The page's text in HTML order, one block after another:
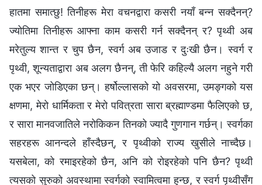
हातमा समात्छु! तिनीहरू मेरा वचनद्वारा कसरी नयाँ बन्न सक्दैनन्?
ज्योतिमा तिनीहरू आफ्ना काम कसरी गर्न सक्दैनन् र? पृथ्वी अब
मरेतुल्य शान्त र चुप छैन, स्वर्ग अब उजाड र दुःखी छैन। स्वर्ग र
पृथ्वी, शून्यताद्वारा अब अलग छैनन्, ती फेरि कहिल्यै अलग नहुने गरी
एक भएर जोडिएका छन्। हर्षोल्‍लासको यो अवसरमा, उमङ्गको यस
क्षणमा, मेरो धार्मिकता र मेरो पवित्रता सारा ब्रह्माण्डमा फैलिएको छ,
र सारा मानवजातिले नरोकिकन तिनको ज्यादै गुणगान गर्छन्। स्वर्गका
सहरहरू आनन्दले हाँस्दैछन्, र पृथ्वीको राज्य खुसीले नाच्दैछ।
यसबेला, को रमाइरहेको छैन, अनि को रोइरहेको पनि छैन? पृथ्वी
त्यसको सुरुको अवस्थामा स्वर्गको स्वामित्वमा हुन्छ, र स्वर्ग पृथ्वीसँग